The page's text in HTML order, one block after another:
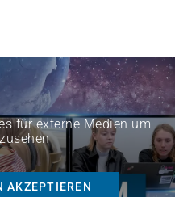
für externe Medien um
AKZEPTIEREN